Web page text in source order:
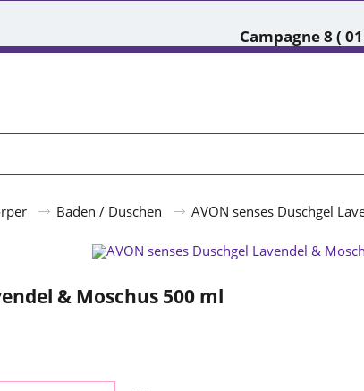
Campagne 8 (
Baden / Duschen AVON senses Duschgel
& Moschus 500 ml